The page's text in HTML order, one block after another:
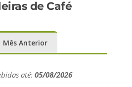
de Café
Mês Anterior
até: 05/08/2026